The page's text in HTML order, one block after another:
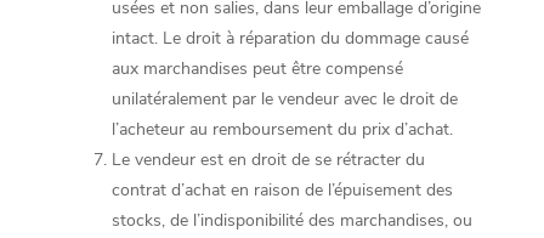
usées et non salies, dans leur emballage d’origine
intact. Le droit à réparation du dommage causé
aux marchandises peut être compensé
unilatéralement par le vendeur avec le droit de
l’acheteur au remboursement du prix d’achat.
Le vendeur est en droit de se rétracter du
contrat d’achat en raison de l’épuisement des
stocks, de l’indisponibilité des marchandises, ou